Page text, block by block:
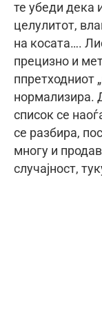
те убеди дека
целулитот,
на косата….
прецизно и
ппретходниот
нормализира.
список се
се разбира,
многу и
случајност,